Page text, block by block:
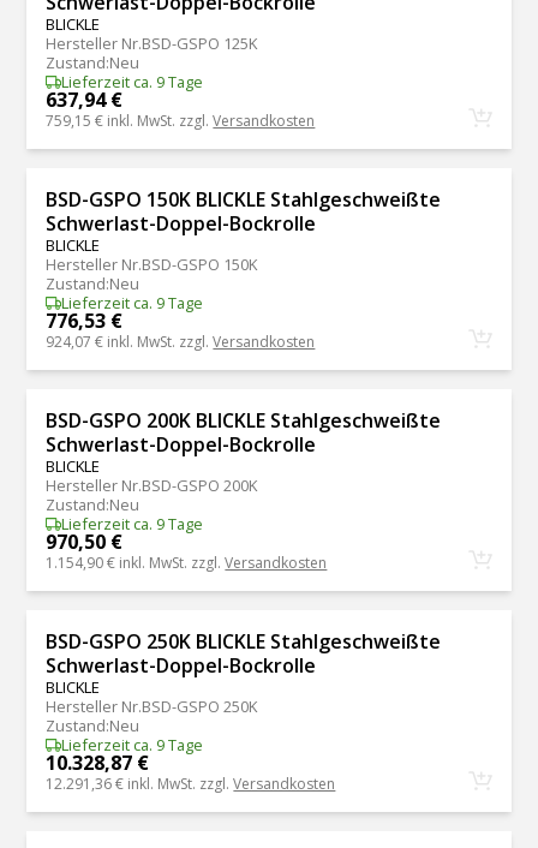
BLICKLE
Hersteller Nr.BSD-GSPO 125K
Zustand:Neu
Lieferzeit ca. 9 Tage
637,94 €
759,15 € inkl. MwSt. zzgl.Versandkosten
BSD-GSPO 150K BLICKLE Stahlgeschweißte
Schwerlast-Doppel-Bockrolle
BLICKLE
Hersteller Nr.BSD-GSPO 150K
Zustand:Neu
Lieferzeit ca. 9 Tage
776,53 €
924,07 € inkl. MwSt. zzgl.Versandkosten
BSD-GSPO 200K BLICKLE Stahlgeschweißte
Schwerlast-Doppel-Bockrolle
BLICKLE
Hersteller Nr.BSD-GSPO 200K
Zustand:Neu
Lieferzeit ca. 9 Tage
970,50 €
1.154,90 € inkl. MwSt. zzgl.Versandkosten
BSD-GSPO 250K BLICKLE Stahlgeschweißte
Schwerlast-Doppel-Bockrolle
BLICKLE
Hersteller Nr.BSD-GSPO 250K
Zustand:Neu
Lieferzeit ca. 9 Tage
10.328,87 €
12.291,36 € inkl. MwSt. zzgl.Versandkosten